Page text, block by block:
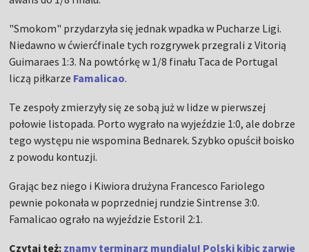
"Smokom" przydarzyła się jednak wpadka w Pucharze Ligi.
Niedawno w ćwierćfinale tych rozgrywek przegrali z Vitorią
Guimaraes 1:3. Na powtórkę w 1/8 finału Taca de Portugal
liczą piłkarze Famalicao.
Te zespoły zmierzyły się ze sobą już w lidze w pierwszej
połowie listopada. Porto wygrało na wyjeździe 1:0, ale dobrze
tego występu nie wspomina Bednarek. Szybko opuścił boisko
z powodu kontuzji.
Grając bez niego i Kiwiora drużyna Francesco Fariolego
pewnie pokonała w poprzedniej rundzie Sintrense 3:0.
Famalicao ograło na wyjeździe Estoril 2:1.
Czytaj też: znamy terminarz mundialu! Polski kibic zarwie